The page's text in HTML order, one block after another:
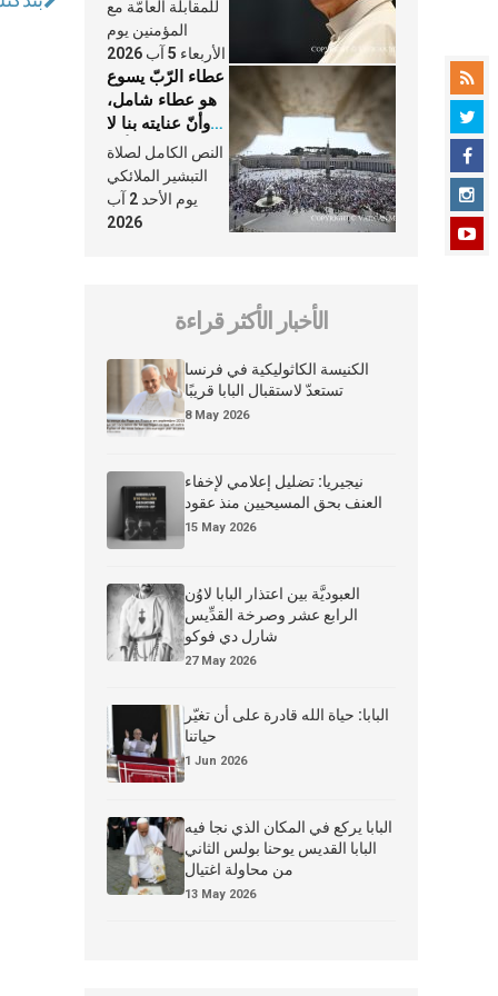
الكنيسة
للمقابلة العامّة مع
المؤمنين يوم
الأربعاء 5 آب 2026
عطاء الرّبّ يسوع
هو عطاء شامل،
وأنّ عنايته بنا لا
تغيب عنّا أبدًا
النص الكامل لصلاة
التبشير الملائكي
يوم الأحد 2 آب
2026
الأخبار الأكثر قراءة
الكنيسة الكاثوليكية في فرنسا
تستعدّ لاستقبال البابا قريبًا
8 May 2026
نيجيريا: تضليل إعلامي لإخفاء
العنف بحق المسيحيين منذ عقود
15 May 2026
العبوديَّة بين اعتذار البابا لاوُن
الرابع عشر وصرخة القدِّيس
شارل دي فوكو
27 May 2026
البابا: حياة الله قادرة على أن تغيّر
حياتنا
1 Jun 2026
البابا يركع في المكان الذي نجا فيه
البابا القديس يوحنا بولس الثاني
من محاولة اغتيال
13 May 2026